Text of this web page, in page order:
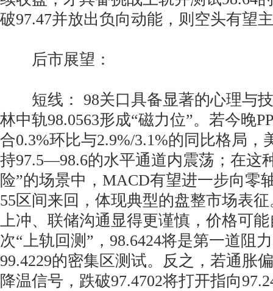
破97.47并放出负向动能，则空头有望
后市展望：
短线： 98关口具备显著的心理与技
林中轨98.0563形成“磁力位”。若今晚
合0.3%环比与2.9%/3.1%的同比格局，
持97.5—98.6的水平通道内震荡；在这
险”的场景中，MACD有望进一步向零
55区间来回，体现典型的盘整市场表
上冲、联储沟通显得更谨慎，价格可
次“上轨回测”，98.6424将是第一道阻
99.4229的密集区测试。反之，若通胀
降温信号，跌破97.4702将打开指向